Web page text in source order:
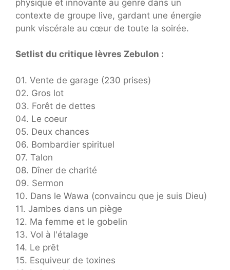
physique et innovante au genre dans un
contexte de groupe live, gardant une énergie
punk viscérale au cœur de toute la soirée.
Setlist du critique lèvres Zebulon :
01. Vente de garage (230 prises)
02. Gros lot
03. Forêt de dettes
04. Le coeur
05. Deux chances
06. Bombardier spirituel
07. Talon
08. Dîner de charité
09. Sermon
10. Dans le Wawa (convaincu que je suis Dieu)
11. Jambes dans un piège
12. Ma femme et le gobelin
13. Vol à l'étalage
14. Le prêt
15. Esquiveur de toxines